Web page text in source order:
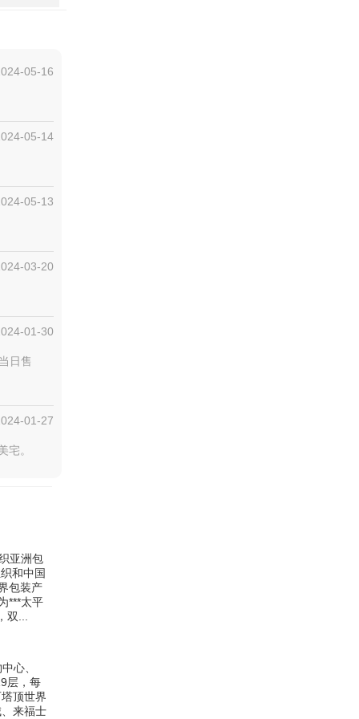
05-16
05-14
05-13
03-20
01-30
日售
01-27
宅。
亚洲包
和中国
包装产
***太平
...
心、
层，每
顶世界
来福士